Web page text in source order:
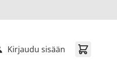
Kirjaudu sisään